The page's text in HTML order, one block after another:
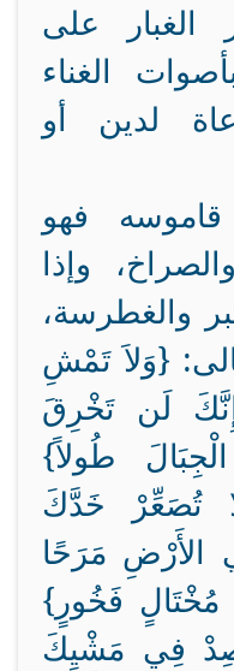
الغبار على
الغناء
لدين أو
فهو
وإذا
والغطرسة،
{وَلاَ تَمْشِ
لَن تَخْرِقَ
طُولاً}
37] {وَلا تُصَعِّرْ خَدَّكَ
الأَرْضِ مَرَحًا
مُخْتَالٍ فَخُورٍ}
{وَاقْصِدْ فِي مَشْيِكَ